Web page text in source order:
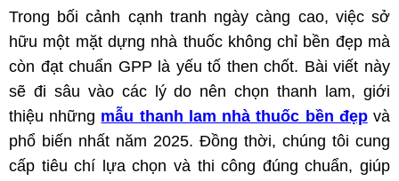
Trong bối cảnh cạnh tranh ngày càng cao, việc sở
hữu một mặt dựng nhà thuốc không chỉ bền đẹp mà
còn đạt chuẩn GPP là yếu tố then chốt. Bài viết này
sẽ đi sâu vào các lý do nên chọn thanh lam, giới
thiệu những mẫu thanh lam nhà thuốc bền đẹpvà
phổ biến nhất năm 2025. Đồng thời, chúng tôi cung
cấp tiêu chí lựa chọn và thi công đúng chuẩn, giúp